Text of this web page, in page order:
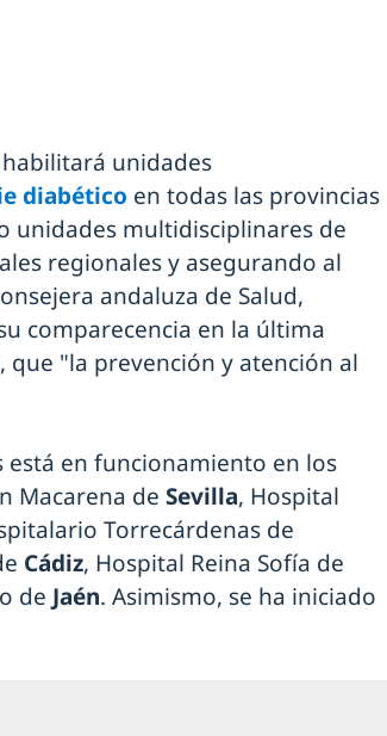
habilitará unidades
diabético en todas las provincias
unidades multidisciplinares de
regionales y asegurando al
andaluza de Salud,
comparecencia en la última
que "la prevención y atención al
en funcionamiento en los
Macarena de Sevilla, Hospital
Torrecárdenas de
Cádiz, Hospital Reina Sofía de
de Jaén. Asimismo, se ha iniciado